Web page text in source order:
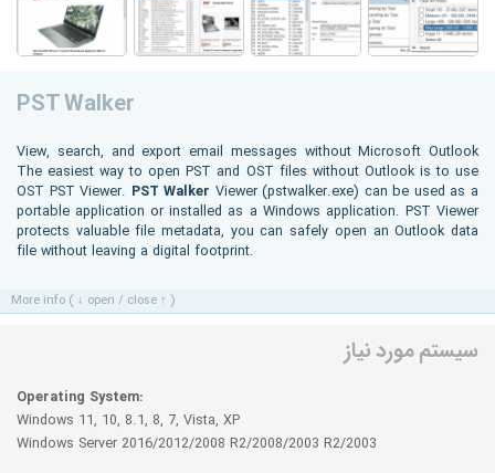
PST Walker
View, search, and export email messages without Microsoft Outlook
The easiest way to open PST and OST files without Outlook is to use
OST PST Viewer. PST Walker Viewer (pstwalker.exe) can be used as a
portable application or installed as a Windows application. PST Viewer
protects valuable file metadata, you can safely open an Outlook data
file without leaving a digital footprint.
More info ( ↓ open / close ↑ )
سیستم مورد نیاز
Operating System:
Windows 11, 10, 8.1, 8, 7, Vista, XP
Windows Server 2016/2012/2008 R2/2008/2003 R2/2003